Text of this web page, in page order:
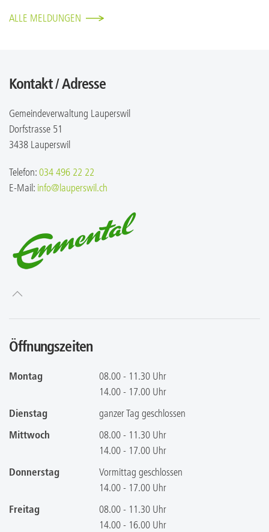
ALLE MELDUNGEN
Kontakt / Adresse
Gemeindeverwaltung Lauperswil
Dorfstrasse 51
3438 Lauperswil
Telefon: 034 496 22 22
E-Mail: info@lauperswil.ch
Öffnungszeiten
Montag
08.00 - 11.30 Uhr
14.00 - 17.00 Uhr
Dienstag
ganzer Tag geschlossen
Mittwoch
08.00 - 11.30 Uhr
14.00 - 17.00 Uhr
Donnerstag
Vormittag geschlossen
14.00 - 17.00 Uhr
Freitag
08.00 - 11.30 Uhr
14.00 - 16.00 Uhr